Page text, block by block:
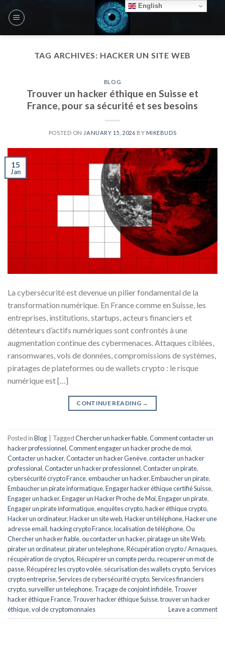
TAG ARCHIVES: HACKER UN SITE WEB
BLOG
Trouver un hacker éthique en Suisse et
France, pour sa sécurité et ses besoins
POSTED ON JANUARY 15, 2026 BY MIKEBUDS
15
Jan
La cybersécurité est devenue un pilier fondamental de la
transformation numérique. En France comme en Suisse, les
entreprises, institutions, startups, acteurs financiers et
détenteurs d’actifs numériques sont confrontés à une
augmentation continue des cybermenaces. Attaques ciblées,
ransomwares, vols de données, compromissions de systèmes,
piratages de plateformes ou de wallets crypto : le risque
numérique est […]
CONTINUE READING →
Posted inBlog TaggedChercher un hacker fiable,Comment contacter un
hacker professionnel,Comment engager un hacker proche de moi,
Contacter un hacker,Contacter un hacker Genève,contacter un hacker
professional,Contacter un hacker professionnel,Contacter un pirate,
cybersécurité crypto France,embaucher un hacker,Embaucher un pirate,
Embaucher un pirate informatique,Engager hacker éthique certifié Suisse,
Engager un hacker,Engager un Hacker Proche de Moi,Engager un pirate,
Engager un pirate informatique,enquêtes crypto,hacker éthique crypto,
Hacker un ordinateur,Hacker un site web,Hacker un téléphone,Hacker une
adresse email,hacking crypto France,localisation de téléphone,Ou
Chercher un hacker fiable,ou contacter un hacker,piratage un site Web,
pirater un ordinateur,pirater un telephone,Récupération crypto / Arnaques,
récupération de cryptos,Récupérer un compte perdu,recuperer un mot de
passe,Récupérez les crypto volée, sécurisation des wallets crypto,Services
crypto entreprise,Services de cybersécurité crypto,Services financiers
crypto, surveiller un telephone, Traçage de conjoint infidèle, Trouver
hacker éthique France, Trouver hacker éthique Suisse,trouver un hacker
éthique,vol de cryptomonnaies Leave a comment
English